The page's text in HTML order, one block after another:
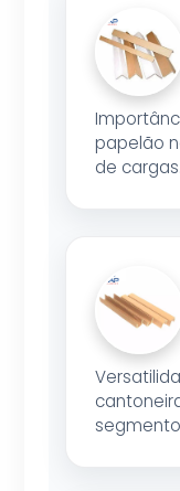
papelão
de cargas.